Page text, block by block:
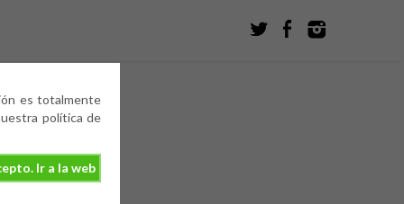
es totalmente
política de
Ir a la web